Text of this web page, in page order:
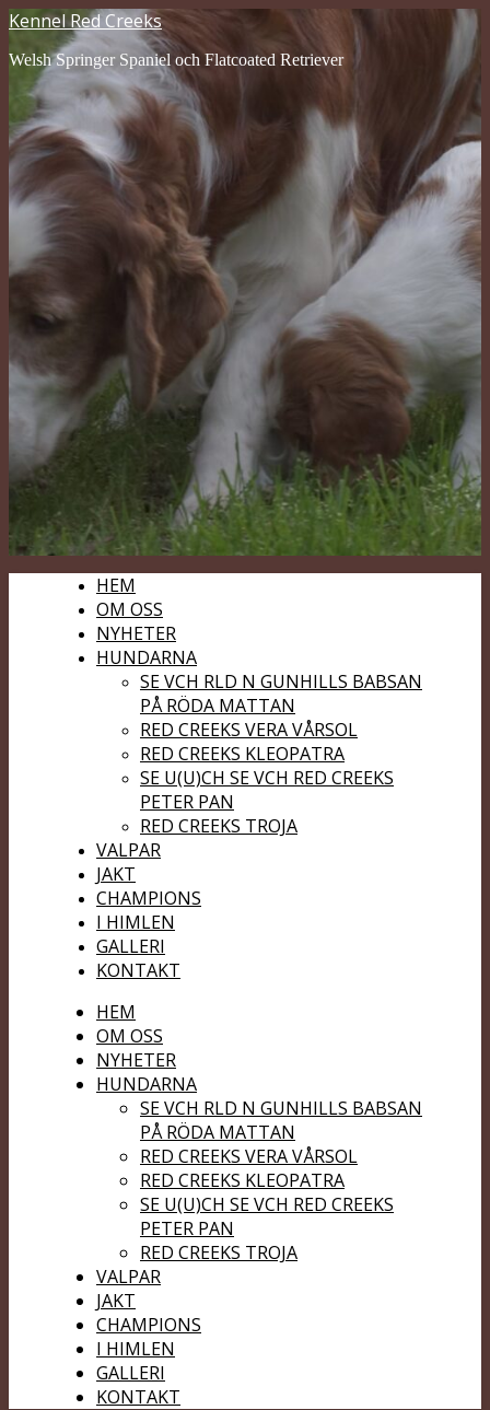
Kennel Red Creeks
Welsh Springer Spaniel och Flatcoated Retriever
HEM
OM OSS
NYHETER
HUNDARNA
SE VCH RLD N GUNHILLS BABSAN
PÅ RÖDA MATTAN
RED CREEKS VERA VÅRSOL
RED CREEKS KLEOPATRA
SE U(U)CH SE VCH RED CREEKS
PETER PAN
RED CREEKS TROJA
VALPAR
JAKT
CHAMPIONS
I HIMLEN
GALLERI
KONTAKT
HEM
OM OSS
NYHETER
HUNDARNA
SE VCH RLD N GUNHILLS BABSAN
PÅ RÖDA MATTAN
RED CREEKS VERA VÅRSOL
RED CREEKS KLEOPATRA
SE U(U)CH SE VCH RED CREEKS
PETER PAN
RED CREEKS TROJA
VALPAR
JAKT
CHAMPIONS
I HIMLEN
GALLERI
KONTAKT